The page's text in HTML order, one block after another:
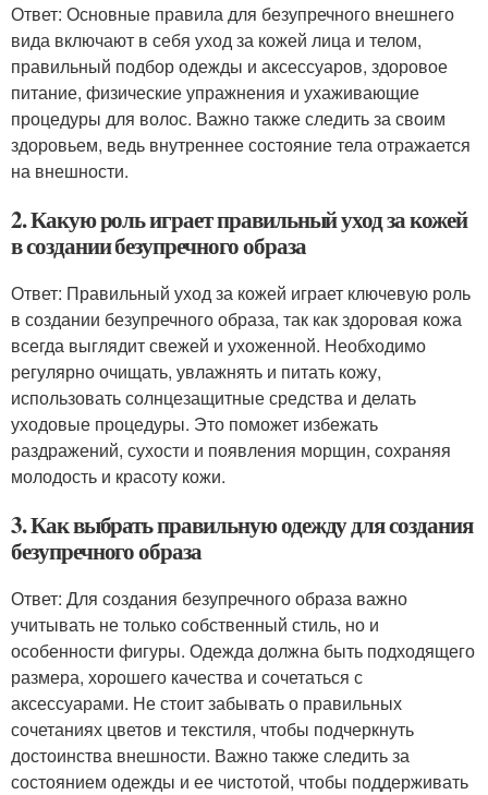
Ответ: Основные правила для безупречного внешнего
вида включают в себя уход за кожей лица и телом,
правильный подбор одежды и аксессуаров, здоровое
питание, физические упражнения и ухаживающие
процедуры для волос. Важно также следить за своим
здоровьем, ведь внутреннее состояние тела отражается
на внешности.
2. Какую роль играет правильный уход за кожей
в создании безупречного образа
Ответ: Правильный уход за кожей играет ключевую роль
в создании безупречного образа, так как здоровая кожа
всегда выглядит свежей и ухоженной. Необходимо
регулярно очищать, увлажнять и питать кожу,
использовать солнцезащитные средства и делать
уходовые процедуры. Это поможет избежать
раздражений, сухости и появления морщин, сохраняя
молодость и красоту кожи.
3. Как выбрать правильную одежду для создания
безупречного образа
Ответ: Для создания безупречного образа важно
учитывать не только собственный стиль, но и
особенности фигуры. Одежда должна быть подходящего
размера, хорошего качества и сочетаться с
аксессуарами. Не стоит забывать о правильных
сочетаниях цветов и текстиля, чтобы подчеркнуть
достоинства внешности. Важно также следить за
состоянием одежды и ее чистотой, чтобы поддерживать